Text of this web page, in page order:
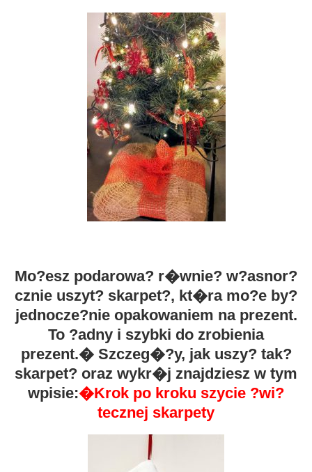
Mo?esz podarowa? r�wnie? w?asnor?
cznie uszyt? skarpet?, kt�ra mo?e by?
jednocze?nie opakowaniem na prezent.
To ?adny i szybki do zrobienia
prezent.� Szczeg�?y, jak uszy? tak?
skarpet? oraz wykr�j znajdziesz w tym
wpisie:�Krok po kroku szycie ?wi?
tecznej skarpety